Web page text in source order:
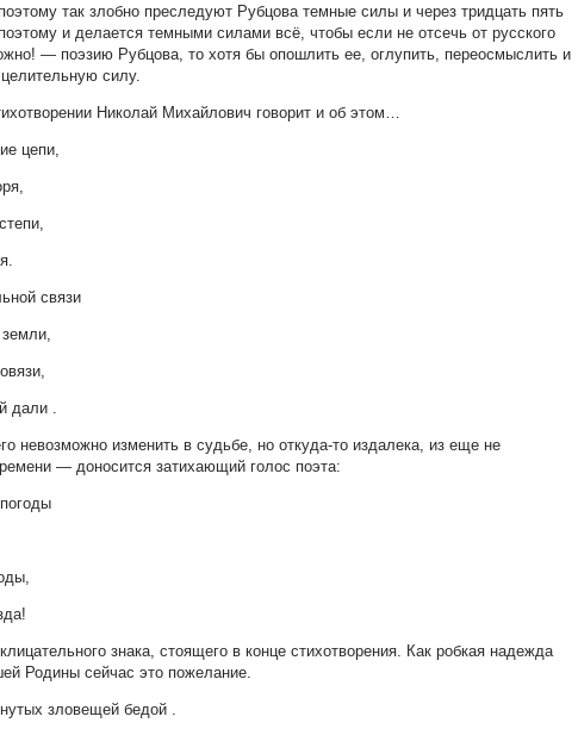
так злобно преследуют Рубцова темные силы и через тридцать пять
и делается темными силами всё, чтобы если не отсечь от русского
— поэзию Рубцова, то хотя бы опошлить ее, оглупить, переосмыслить и
силу.
Николай Михайлович говорит и об этом…
цепи,
связи
дали .
невозможно изменить в судьбе, но откуда-то издалека, из еще не
— доносится затихающий голос поэта:
знака, стоящего в конце стихотворения. Как робкая надежда
Родины сейчас это пожелание.
зловещей бедой .